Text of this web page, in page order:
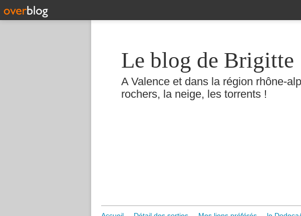
Le blog de Brigitte
A Valence et dans la région rhône-
rochers, la neige, les torrents !